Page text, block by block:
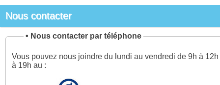
Nous contacter
• Nous contacter par téléphone
Vous pouvez nous joindre du lundi au vendredi de 9h à
à 19h au :